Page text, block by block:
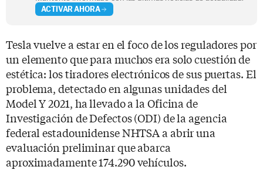
ACTIVAR AHORA
Tesla vuelve a estar en el foco de los reguladores por
un elemento que para muchos era solo cuestión de
estética: los tiradores electrónicos de sus puertas. El
problema, detectado en algunas unidades del
Model Y 2021, ha llevado a la Oficina de
Investigación de Defectos (ODI) de la agencia
federal estadounidense NHTSA a abrir una
evaluación preliminar que abarca
aproximadamente 174.290 vehículos.